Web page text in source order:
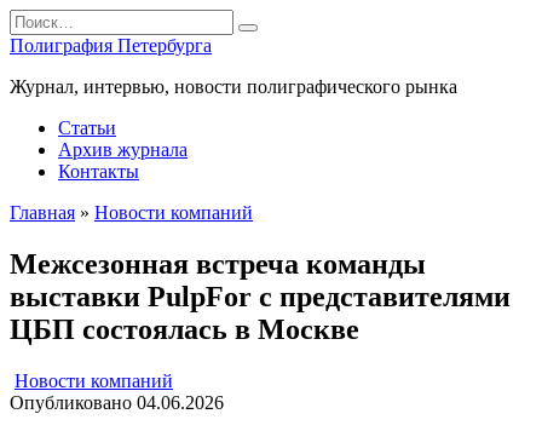
Перейти
к
содержанию
Search
for:
Полиграфия Петербурга
Журнал, интервью, новости полиграфического рынка
Статьи
Архив журнала
Контакты
Главная » Новости компаний
Межсезонная встреча команды
выставки PulpFor с представителями
ЦБП состоялась в Москве
Новости компаний
Опубликовано 04.06.2026